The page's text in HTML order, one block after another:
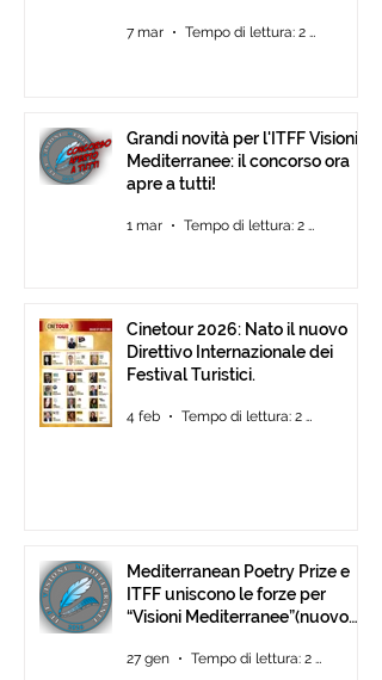
7 mar Tempo di lettura: 2 min
Grandi novità per l'ITFF Visioni
Mediterranee: il concorso ora
apre a tutti!
1 mar Tempo di lettura: 2 min
Cinetour 2026: Nato il nuovo
Direttivo Internazionale dei
Festival Turistici.
4 feb Tempo di lettura: 2 min
Mediterranean Poetry Prize e
ITFF uniscono le forze per
“Visioni Mediterranee”(nuovo
27 gen Tempo di lettura: 2 min